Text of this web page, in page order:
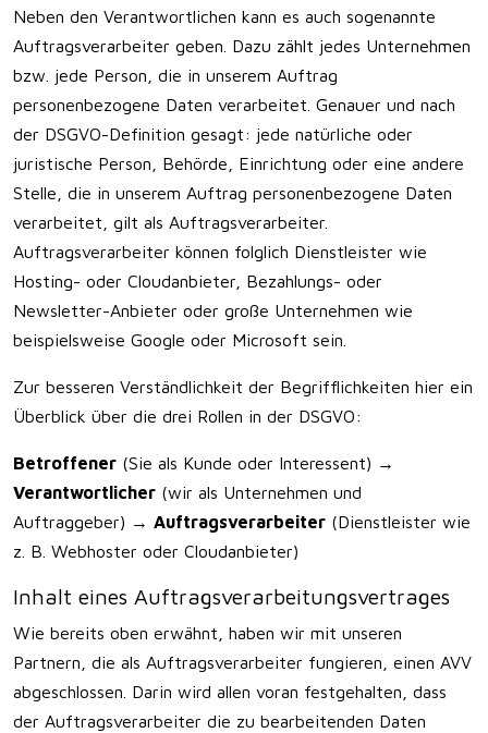
Neben den Verantwortlichen kann es auch sogenannte
Auftragsverarbeiter geben. Dazu zählt jedes Unternehmen
bzw. jede Person, die in unserem Auftrag
personenbezogene Daten verarbeitet. Genauer und nach
der DSGVO-Definition gesagt: jede natürliche oder
juristische Person, Behörde, Einrichtung oder eine andere
Stelle, die in unserem Auftrag personenbezogene Daten
verarbeitet, gilt als Auftragsverarbeiter.
Auftragsverarbeiter können folglich Dienstleister wie
Hosting- oder Cloudanbieter, Bezahlungs- oder
Newsletter-Anbieter oder große Unternehmen wie
beispielsweise Google oder Microsoft sein.
Zur besseren Verständlichkeit der Begrifflichkeiten hier ein
Überblick über die drei Rollen in der DSGVO:
Betroffener (Sie als Kunde oder Interessent) →
Verantwortlicher (wir als Unternehmen und
Auftraggeber) → Auftragsverarbeiter (Dienstleister wie
z. B. Webhoster oder Cloudanbieter)
Inhalt eines Auftragsverarbeitungsvertrages
Wie bereits oben erwähnt, haben wir mit unseren
Partnern, die als Auftragsverarbeiter fungieren, einen AVV
abgeschlossen. Darin wird allen voran festgehalten, dass
der Auftragsverarbeiter die zu bearbeitenden Daten